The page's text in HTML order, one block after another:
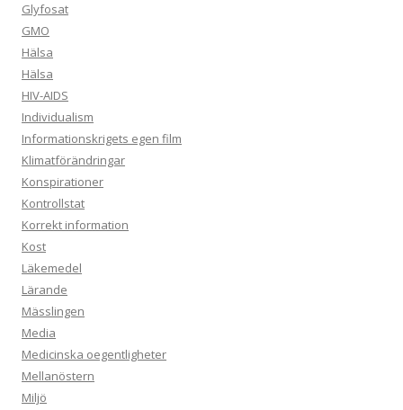
Glyfosat
GMO
Hälsa
Hälsa
HIV-AIDS
Individualism
Informationskrigets egen film
Klimatförändringar
Konspirationer
Kontrollstat
Korrekt information
Kost
Läkemedel
Lärande
Mässlingen
Media
Medicinska oegentligheter
Mellanöstern
Miljö